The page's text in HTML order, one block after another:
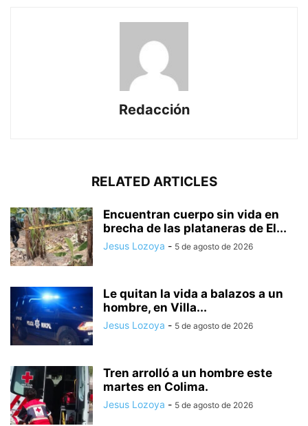
Redacción
RELATED ARTICLES
Encuentran cuerpo sin vida en
brecha de las plataneras de El...
Jesus Lozoya - 5 de agosto de 2026
Le quitan la vida a balazos a un
hombre, en Villa...
Jesus Lozoya - 5 de agosto de 2026
Tren arrolló a un hombre este
martes en Colima.
Jesus Lozoya - 5 de agosto de 2026